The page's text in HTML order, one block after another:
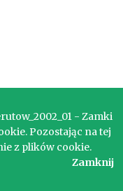
- Zamki
Pozostając na tej
z plików cookie.
Zamknij